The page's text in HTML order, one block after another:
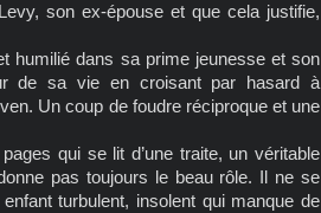
son ex-épouse et que cela justifie,
humilié dans sa prime jeunesse et son
de sa vie en croisant par hasard à
Un coup de foudre réciproque et une
qui se lit d’une traite, un véritable
pas toujours le beau rôle. Il ne se
turbulent, insolent qui manque de